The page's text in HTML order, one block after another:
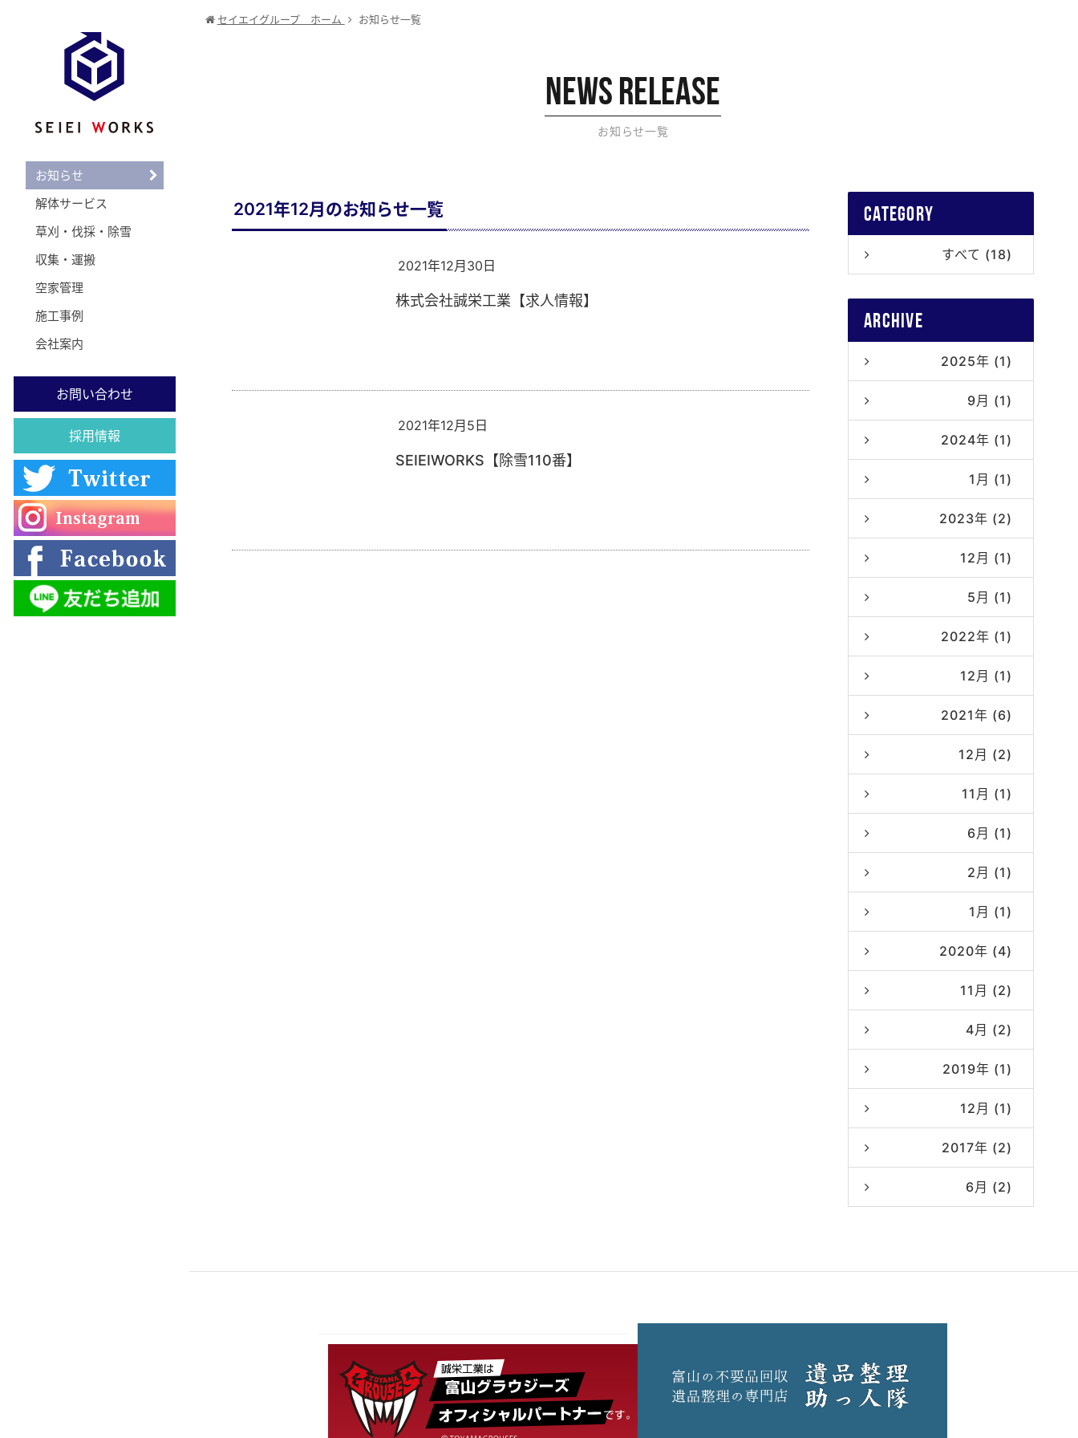
お知らせ
解体サービス
草刈・伐採・除雪
収集・運搬
空家管理
施工事例
会社案内
お問い合わせ
採用情報
セイエイグループ ホーム お知らせ一覧
NEWS RELEASE
お知らせ一覧
2021年12月のお知らせ一覧
2021年12月30日
株式会社誠栄工業【求人情報】
2021年12月5日
SEIEIWORKS【除雪110番】
category
すべて (18)
archive
2025年 (1)
9月 (1)
2024年 (1)
1月 (1)
2023年 (2)
12月 (1)
5月 (1)
2022年 (1)
12月 (1)
2021年 (6)
12月 (2)
11月 (1)
6月 (1)
2月 (1)
1月 (1)
2020年 (4)
11月 (2)
4月 (2)
2019年 (1)
12月 (1)
2017年 (2)
6月 (2)